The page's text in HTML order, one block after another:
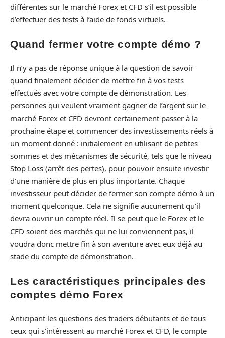
différentes sur le marché Forex et CFD s’il est possible
d’effectuer des tests à l’aide de fonds virtuels.
Quand fermer votre compte démo ?
Il n’y a pas de réponse unique à la question de savoir
quand finalement décider de mettre fin à vos tests
effectués avec votre compte de démonstration. Les
personnes qui veulent vraiment gagner de l’argent sur le
marché Forex et CFD devront certainement passer à la
prochaine étape et commencer des investissements réels à
un moment donné : initialement en utilisant de petites
sommes et des mécanismes de sécurité, tels que le niveau
Stop Loss (arrêt des pertes), pour pouvoir ensuite investir
d’une manière de plus en plus importante. Chaque
investisseur peut décider de fermer son compte démo à un
moment quelconque. Cela ne signifie aucunement qu’il
devra ouvrir un compte réel. Il se peut que le Forex et le
CFD soient des marchés qui ne lui conviennent pas, il
voudra donc mettre fin à son aventure avec eux déjà au
stade du compte de démonstration.
Les caractéristiques principales des
comptes démo Forex
Anticipant les questions des traders débutants et de tous
ceux qui s’intéressent au marché Forex et CFD, le compte